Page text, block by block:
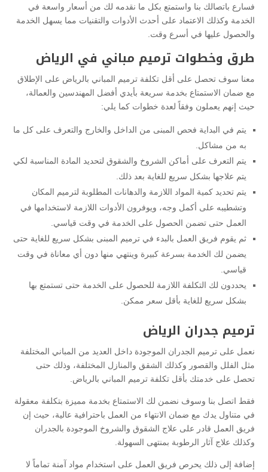
فسارع باتصالك بنا واستمتع بكل ما نقدمه لك من أسعار واسعة في
الخدمة وكذلك الاعتماد على أحدث الأدوات والتقنيات مما يسهل الخدمة
والحصول عليها في أسرع وقت.
طرق وخطوات ترميم مباني في الرياض
معنا سوف تحصل على أقل تكلفة ترميم المباني بالرياض على الإطلاق
مع ضمان الاستمتاع بخدمة سريعة بأيدي أفضل المهندسين والعمالة،
حيث إنهم يعملون وفقاً لعدة خطوات كما يلي:
يتم في البداية فحص المبنى من الداخل والخارج والتعرف على كل ما
به من مشاكل.
يتم التعرف على أماكن الشروخ والشقوق لتحديد المادة المناسبة لكي
يتم علاجها بشكل سريع للغاية بعد ذلك.
يتم تحديد كمية المواد اللازمة والدهانات المطلوبة لترميم المكان
وتشطيبه على أكمل وجه، ويوفرون الأدوات اللازمة لاستخدامها في
العمل حتى تضمن الحصول على الخدمة في وقت قياسي.
ثم يقوم فريق العمل بالبدء في ترميم المبنى بشكل سريع للغاية حتى
يضمن لك الخدمة بسرعة كبيرة وينتهي منها دون أي معاناة في وقت
قياسي.
يحددون لك التكلفة اللازمة للحصول على الخدمة حتى تستمتع بها
بشكل سريع للغاية بأقل سعر ممكن.
ترميم جدران الرياض
نعمل على ترميم الجدران الموجودة داخل العديد من المباني المختلفة
مثل الفلل والقصور وكذلك الشقق والمنازل المختلفة، وذلك حتى
تحصل على خدمتك بأقل تكلفة ترميم المباني بالرياض.
فقط اتصل بنا وسوف نضمن لك الاستمتاع بخدمة مميزة بتكلفة معقولة
في متناول يدك مع ضمان الانتهاء من العمل باحترافية عالية، حيث إن
فريق العمل قادر على علاج الشقوق والشروخ الموجودة بالجدران
وكذلك علاج آثار الرطوبة بمنتهى السهولة.
إضافة إلى ذلك يحرص فريق العمل على استخدام مواد آمنة تماماً لا